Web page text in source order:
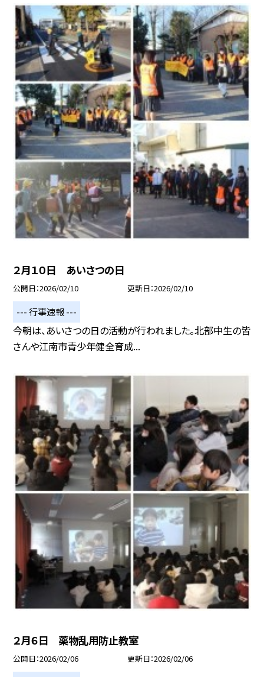
２月１０日 あいさつの日
公開日 2026/02/10 更新日 2026/02/10
--- 行事速報 ---
今朝は、あいさつの日の活動が行われました。北部中生の皆
さんや江南市青少年健全育成...
２月６日 薬物乱用防止教室
公開日 2026/02/06 更新日 2026/02/06